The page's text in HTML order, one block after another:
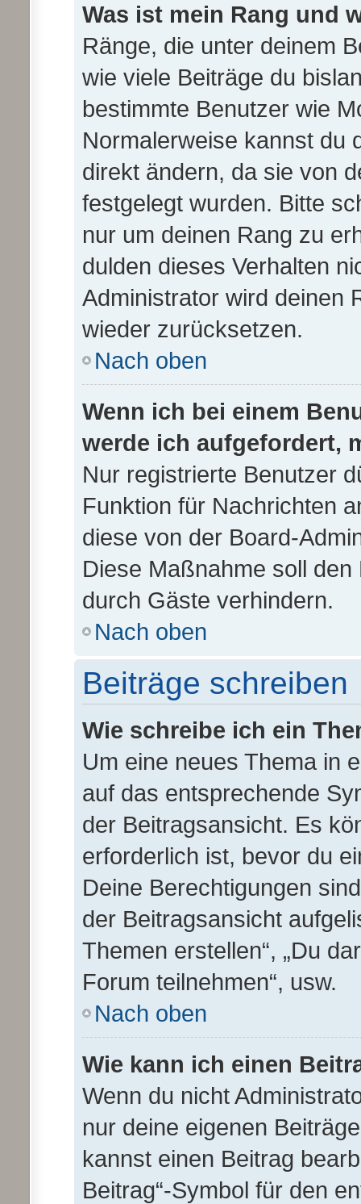
Was ist mein Rang und
Ränge, die unter deinem
wie viele Beiträge du
bestimmte Benutzer wie
Normalerweise kannst du
direkt ändern, da sie von
festgelegt wurden. Bitte
nur um deinen Rang zu
dulden dieses Verhalten
Administrator wird deinen
wieder zurücksetzen.
Nach oben
Wenn ich bei einem
werde ich aufgefordert,
Nur registrierte Benutzer
Funktion für Nachrichten
diese von der Board-
Diese Maßnahme soll
durch Gäste verhindern.
Nach oben
Beiträge schreiben
Wie schreibe ich ein
Um eine neues Thema in
auf das entsprechende
der Beitragsansicht. Es
erforderlich ist, bevor du
Deine Berechtigungen
der Beitragsansicht
Themen erstellen“, „Du
Forum teilnehmen“, usw.
Nach oben
Wie kann ich einen
Wenn du nicht
nur deine eigenen
kannst einen Beitrag
Beitrag“-Symbol für den